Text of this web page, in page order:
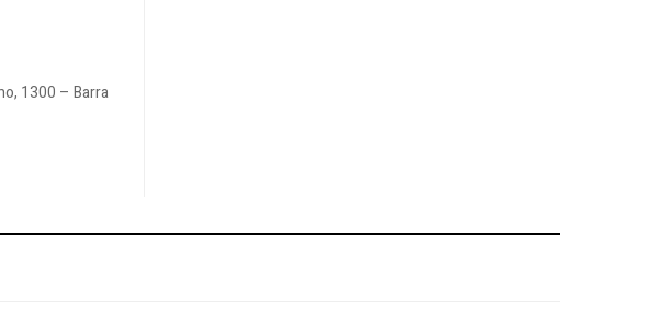
1300 – Barra